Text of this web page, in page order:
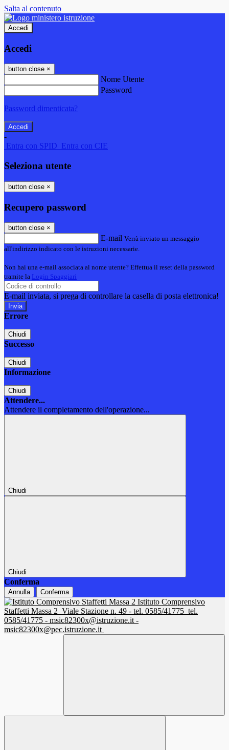
Salta al contenuto
Accedi
Accedi
button close ×
Nome Utente
Password
Password dimenticata?
-
Entra con SPID Entra con CIE
Seleziona utente
button close ×
Recupero password
button close ×
E-mail Verrà inviato un messaggio
all'indirizzo indicato con le istruzioni necessarie.
Non hai una e-mail associata al nome utente? Effettua il reset della password
tramite la Login Spaggiari
E-mail inviata, si prega di controllare la casella di posta elettronica!
Errore
Chiudi
Successo
Chiudi
Informazione
Chiudi
Attendere...
Attendere il completamento dell'operazione...
Chiudi
Chiudi
Conferma
Annulla Conferma
Istituto Comprensivo
Staffetti Massa 2 Viale Stazione n. 49 - tel. 0585/41775 tel.
0585/41775 - msic82300x@istruzione.it -
msic82300x@pec.istruzione.it